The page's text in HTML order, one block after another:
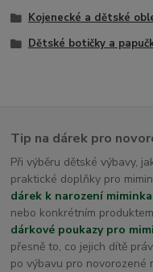
Kojenecké a dětské
Dětské botičky a
Tip na dárek pro
Při výběru dětské výbavy,
praktické doplňky pro
dárek k narození miminka
nebo konkrétním
dárkové poukazy pro
přesně to, co jejich dítě
po výbavu pro novorozené